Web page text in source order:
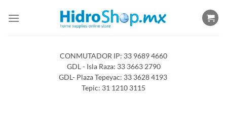
CONMUTADOR IP: 33 9689 4660
GDL - Isla Raza: 33 3663 2790
GDL- Plaza Tepeyac: 33 3628 4193
Tepic: 31 1210 3115